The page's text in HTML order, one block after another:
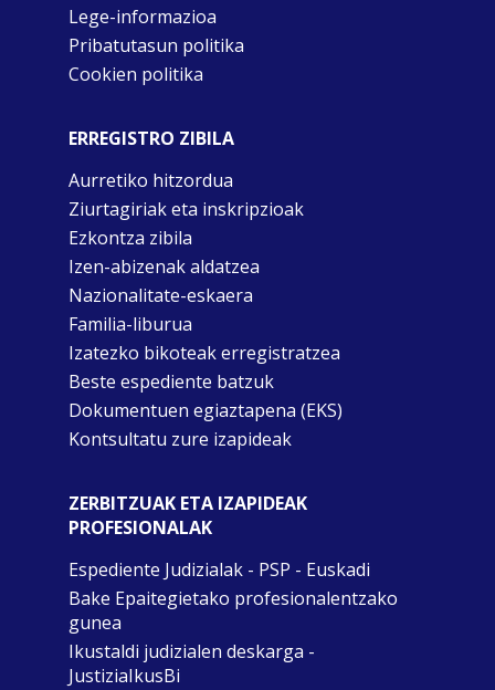
Lege-informazioa
Pribatutasun politika
Cookien politika
ERREGISTRO ZIBILA
Aurretiko hitzordua
Ziurtagiriak eta inskripzioak
Ezkontza zibila
Izen-abizenak aldatzea
Nazionalitate-eskaera
Familia-liburua
Izatezko bikoteak erregistratzea
Beste espediente batzuk
Dokumentuen egiaztapena (EKS)
Kontsultatu zure izapideak
ZERBITZUAK ETA IZAPIDEAK
PROFESIONALAK
Espediente Judizialak - PSP - Euskadi
Bake Epaitegietako profesionalentzako
gunea
Ikustaldi judizialen deskarga -
JustiziaIkusBi